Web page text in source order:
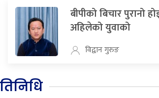
बीपीको बिचार पुरानो
अहिलेको युवाको
विद्वान गुरुङ